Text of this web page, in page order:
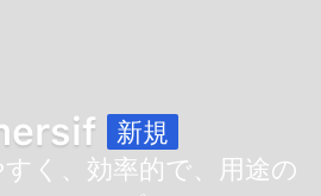
Fold
ールディングオールイ